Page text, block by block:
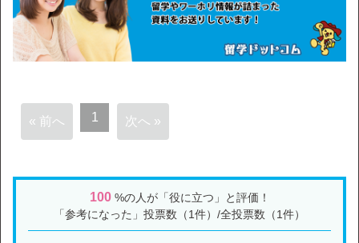
« 前へ 1 次へ »
100%の人が「役に立つ」と評価！
「参考になった」投票数（1件）/全投票数（1件）